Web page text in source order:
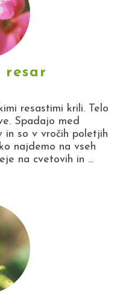
resastimi krili. Telo
Spadajo med
in so v vročih poletjih
najdemo na vseh
na cvetovih in ...